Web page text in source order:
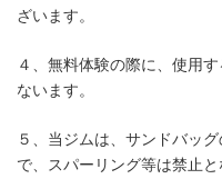
ざいます。
４、無料体験の際に、使用
ないます。
５、当ジムは、サンドバッ
で、スパーリング等は禁止と